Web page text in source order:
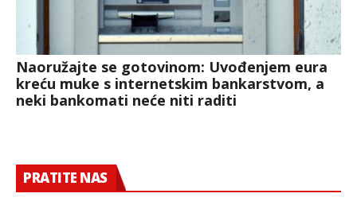
Naoružajte se gotovinom: Uvođenjem eura
kreću muke s internetskim bankarstvom, a
neki bankomati neće niti raditi
PRATITE NAS